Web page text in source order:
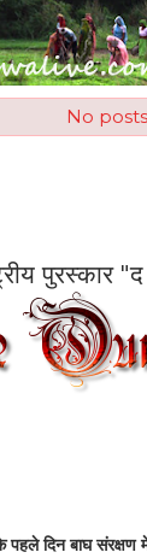
No
दिन बाघ संरक्षण